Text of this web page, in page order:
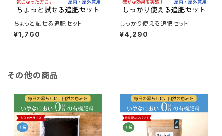
ちょっと試せる追肥セット
¥1,760
しっかり使える追肥セット
¥4,290
その他の商品